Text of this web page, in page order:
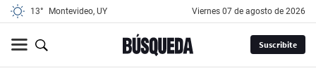
13° Montevideo, UY viernes 07 de agosto de 2026
Suscribite